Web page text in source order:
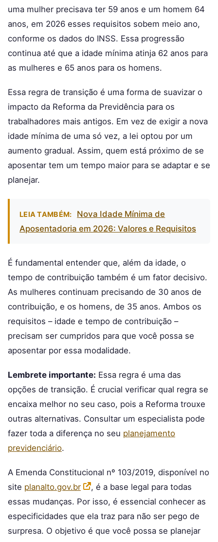
uma mulher precisava ter 59 anos e um homem 64
anos, em 2026 esses requisitos sobem meio ano,
conforme os dados do INSS. Essa progressão
continua até que a idade mínima atinja 62 anos para
as mulheres e 65 anos para os homens.
Essa regra de transição é uma forma de suavizar o
impacto da Reforma da Previdência para os
trabalhadores mais antigos. Em vez de exigir a nova
idade mínima de uma só vez, a lei optou por um
aumento gradual. Assim, quem está próximo de se
aposentar tem um tempo maior para se adaptar e se
planejar.
LEIA TAMBÉM:
Nova Idade Mínima de
Aposentadoria em 2026: Valores e Requisitos
É fundamental entender que, além da idade, o
tempo de contribuição também é um fator decisivo.
As mulheres continuam precisando de 30 anos de
contribuição, e os homens, de 35 anos. Ambos os
requisitos – idade e tempo de contribuição –
precisam ser cumpridos para que você possa se
aposentar por essa modalidade.
Lembrete importante: Essa regra é uma das
opções de transição. É crucial verificar qual regra se
encaixa melhor no seu caso, pois a Reforma trouxe
outras alternativas. Consultar um especialista pode
fazer toda a diferença no seu planejamento
previdenciário.
A Emenda Constitucional nº 103/2019, disponível no
site planalto.gov.br
, é a base legal para todas
essas mudanças. Por isso, é essencial conhecer as
especificidades que ela traz para não ser pego de
surpresa. O objetivo é que você possa se planejar